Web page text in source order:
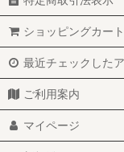
ショッピングカート
最近チェックした
ご利用案内
マイページ